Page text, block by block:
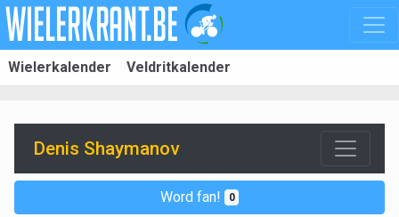
Wielerkalender Veldritkalender
Denis Shaymanov
Word fan! 0